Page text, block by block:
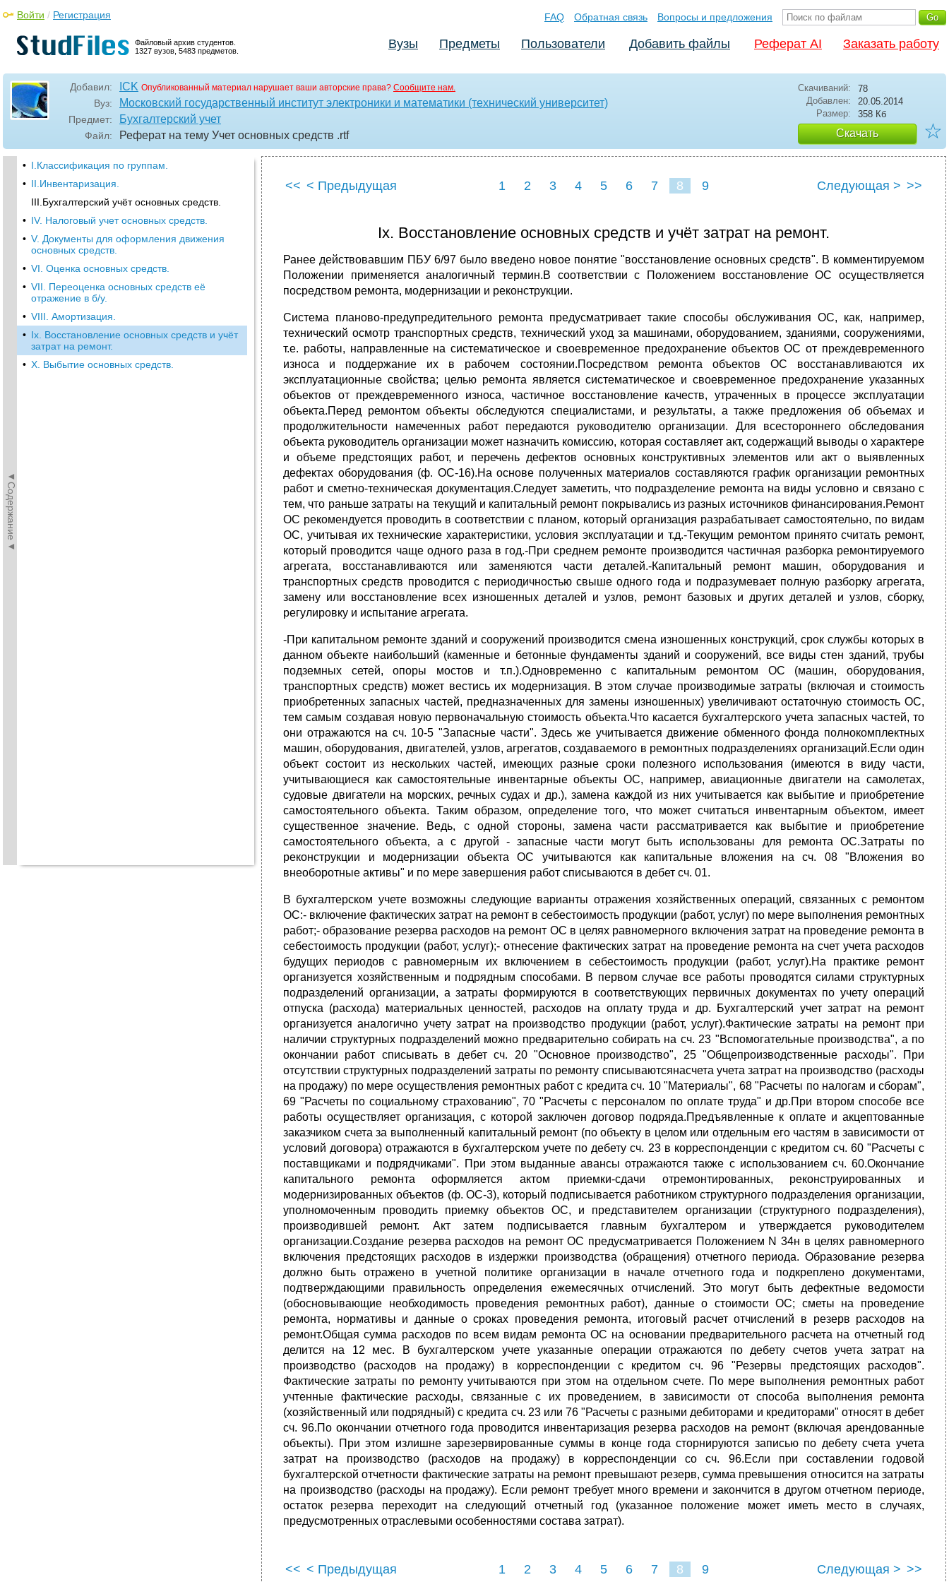
Файловый архив студентов.
1327 вузов, 5483 предметов.
Войти / Регистрация FAQ Обратная связь Вопросы и предложения
Вузы Предметы Пользователи Добавить файлы Реферат AI Заказать работу
Добавил: ICK Опубликованный материал нарушает ваши авторские права? Сообщите нам.
Вуз: Московский государственный институт электроники и математики (технический университет)
Предмет: Бухгалтерский учет
Файл: Реферат на тему Учет основных средств .rtf
Скачиваний:
78
Добавлен:
20.05.2014
Размер:
358 Кб
Скачать ☆
◄Содержание◄
• I.Классификация по группам.
• II.Инвентаризация.
III.Бухгалтерский учёт основных средств.
• IV. Налоговый учет основных средств.
• V. Документы для оформления движения
основных средств.
• VI. Оценка основных средств.
• VII. Переоценка основных средств её
отражение в б/у.
• VIII. Амортизация.
• Iх. Восстановление основных средств и учёт
затрат на ремонт.
• X. Выбытие основных средств.
<< < Предыдущая 1 2 3 4 5 6 7 8 9 Следующая > >>
Iх. Восстановление основных средств и учёт затрат на ремонт.
Ранее действовавшим ПБУ 6/97 было введено новое понятие "восстановление основных средств". В комментируемом
Положении применяется аналогичный термин.В соответствии с Положением восстановление ОС осуществляется
посредством ремонта, модернизации и реконструкции.
Система планово-предупредительного ремонта предусматривает такие способы обслуживания ОС, как, например,
технический осмотр транспортных средств, технический уход за машинами, оборудованием, зданиями, сооружениями,
т.е. работы, направленные на систематическое и своевременное предохранение объектов ОС от преждевременного
износа и поддержание их в рабочем состоянии.Посредством ремонта объектов ОС восстанавливаются их
эксплуатационные свойства; целью ремонта является систематическое и своевременное предохранение указанных
объектов от преждевременного износа, частичное восстановление качеств, утраченных в процессе эксплуатации
объекта.Перед ремонтом объекты обследуются специалистами, и результаты, а также предложения об объемах и
продолжительности намеченных работ передаются руководителю организации. Для всестороннего обследования
объекта руководитель организации может назначить комиссию, которая составляет акт, содержащий выводы о характере
и объеме предстоящих работ, и перечень дефектов основных конструктивных элементов или акт о выявленных
дефектах оборудования (ф. ОС-16).На основе полученных материалов составляются график организации ремонтных
работ и сметно-техническая документация.Следует заметить, что подразделение ремонта на виды условно и связано с
тем, что раньше затраты на текущий и капитальный ремонт покрывались из разных источников финансирования.Ремонт
ОС рекомендуется проводить в соответствии с планом, который организация разрабатывает самостоятельно, по видам
ОС, учитывая их технические характеристики, условия эксплуатации и т.д.-Текущим ремонтом принято считать ремонт,
который проводится чаще одного раза в год.-При среднем ремонте производится частичная разборка ремонтируемого
агрегата, восстанавливаются или заменяются части деталей.-Капитальный ремонт машин, оборудования и
транспортных средств проводится с периодичностью свыше одного года и подразумевает полную разборку агрегата,
замену или восстановление всех изношенных деталей и узлов, ремонт базовых и других деталей и узлов, сборку,
регулировку и испытание агрегата.
-При капитальном ремонте зданий и сооружений производится смена изношенных конструкций, срок службы которых в
данном объекте наибольший (каменные и бетонные фундаменты зданий и сооружений, все виды стен зданий, трубы
подземных сетей, опоры мостов и т.п.).Одновременно с капитальным ремонтом ОС (машин, оборудования,
транспортных средств) может вестись их модернизация. В этом случае производимые затраты (включая и стоимость
приобретенных запасных частей, предназначенных для замены изношенных) увеличивают остаточную стоимость ОС,
тем самым создавая новую первоначальную стоимость объекта.Что касается бухгалтерского учета запасных частей, то
они отражаются на сч. 10-5 "Запасные части". Здесь же учитывается движение обменного фонда полнокомплектных
машин, оборудования, двигателей, узлов, агрегатов, создаваемого в ремонтных подразделениях организаций.Если один
объект состоит из нескольких частей, имеющих разные сроки полезного использования (имеются в виду части,
учитывающиеся как самостоятельные инвентарные объекты ОС, например, авиационные двигатели на самолетах,
судовые двигатели на морских, речных судах и др.), замена каждой из них учитывается как выбытие и приобретение
самостоятельного объекта. Таким образом, определение того, что может считаться инвентарным объектом, имеет
существенное значение. Ведь, с одной стороны, замена части рассматривается как выбытие и приобретение
самостоятельного объекта, а с другой - запасные части могут быть использованы для ремонта ОС.Затраты по
реконструкции и модернизации объекта ОС учитываются как капитальные вложения на сч. 08 "Вложения во
внеоборотные активы" и по мере завершения работ списываются в дебет сч. 01.
В бухгалтерском учете возможны следующие варианты отражения хозяйственных операций, связанных с ремонтом
ОС:- включение фактических затрат на ремонт в себестоимость продукции (работ, услуг) по мере выполнения ремонтных
работ;- образование резерва расходов на ремонт ОС в целях равномерного включения затрат на проведение ремонта в
себестоимость продукции (работ, услуг);- отнесение фактических затрат на проведение ремонта на счет учета расходов
будущих периодов с равномерным их включением в себестоимость продукции (работ, услуг).На практике ремонт
организуется хозяйственным и подрядным способами. В первом случае все работы проводятся силами структурных
подразделений организации, а затраты формируются в соответствующих первичных документах по учету операций
отпуска (расхода) материальных ценностей, расходов на оплату труда и др. Бухгалтерский учет затрат на ремонт
организуется аналогично учету затрат на производство продукции (работ, услуг).Фактические затраты на ремонт при
наличии структурных подразделений можно предварительно собирать на сч. 23 "Вспомогательные производства", а по
окончании работ списывать в дебет сч. 20 "Основное производство", 25 "Общепроизводственные расходы". При
отсутствии структурных подразделений затраты по ремонту списываютсянасчета учета затрат на производство (расходы
на продажу) по мере осуществления ремонтных работ с кредита сч. 10 "Материалы", 68 "Расчеты по налогам и сборам",
69 "Расчеты по социальному страхованию", 70 "Расчеты с персоналом по оплате труда" и др.При втором способе все
работы осуществляет организация, с которой заключен договор подряда.Предъявленные к оплате и акцептованные
заказчиком счета за выполненный капитальный ремонт (по объекту в целом или отдельным его частям в зависимости от
условий договора) отражаются в бухгалтерском учете по дебету сч. 23 в корреспонденции с кредитом сч. 60 "Расчеты с
поставщиками и подрядчиками". При этом выданные авансы отражаются также с использованием сч. 60.Окончание
капитального ремонта оформляется актом приемки-сдачи отремонтированных, реконструированных и
модернизированных объектов (ф. ОС-3), который подписывается работником структурного подразделения организации,
уполномоченным проводить приемку объектов ОС, и представителем организации (структурного подразделения),
производившей ремонт. Акт затем подписывается главным бухгалтером и утверждается руководителем
организации.Создание резерва расходов на ремонт ОС предусматривается Положением N 34н в целях равномерного
включения предстоящих расходов в издержки производства (обращения) отчетного периода. Образование резерва
должно быть отражено в учетной политике организации в начале отчетного года и подкреплено документами,
подтверждающими правильность определения ежемесячных отчислений. Это могут быть дефектные ведомости
(обосновывающие необходимость проведения ремонтных работ), данные о стоимости ОС; сметы на проведение
ремонта, нормативы и данные о сроках проведения ремонта, итоговый расчет отчислений в резерв расходов на
ремонт.Общая сумма расходов по всем видам ремонта ОС на основании предварительного расчета на отчетный год
делится на 12 мес. В бухгалтерском учете указанные операции отражаются по дебету счетов учета затрат на
производство (расходов на продажу) в корреспонденции с кредитом сч. 96 "Резервы предстоящих расходов".
Фактические затраты по ремонту учитываются при этом на отдельном счете. По мере выполнения ремонтных работ
учтенные фактические расходы, связанные с их проведением, в зависимости от способа выполнения ремонта
(хозяйственный или подрядный) с кредита сч. 23 или 76 "Расчеты с разными дебиторами и кредиторами" относят в дебет
сч. 96.По окончании отчетного года проводится инвентаризация резерва расходов на ремонт (включая арендованные
объекты). При этом излишне зарезервированные суммы в конце года сторнируются записью по дебету счета учета
затрат на производство (расходов на продажу) в корреспонденции со сч. 96.Если при составлении годовой
бухгалтерской отчетности фактические затраты на ремонт превышают резерв, сумма превышения относится на затраты
на производство (расходы на продажу). Если ремонт требует много времени и закончится в другом отчетном периоде,
остаток резерва переходит на следующий отчетный год (указанное положение может иметь место в случаях,
предусмотренных отраслевыми особенностями состава затрат).
<< < Предыдущая 1 2 3 4 5 6 7 8 9 Следующая > >>